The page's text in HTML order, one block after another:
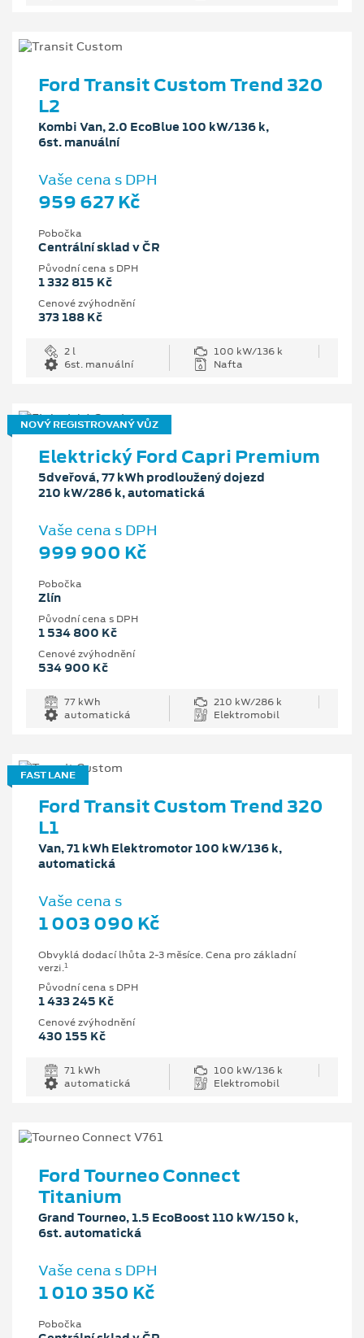
Ford Transit Custom Trend 320
L2
Kombi Van, 2.0 EcoBlue 100 kW/136 k,
6st. manuální
Vaše cena s DPH
959 627 Kč
Pobočka
Centrální sklad v ČR
Původní cena s DPH
1 332 815 Kč
Cenové zvýhodnění
373 188 Kč
2 l
100 kW/136 k
6st. manuální
Nafta
NOVÝ REGISTROVANÝ VŮZ
Elektrický Ford Capri Premium
5dveřová, 77 kWh prodloužený dojezd
210 kW/286 k, automatická
Vaše cena s DPH
999 900 Kč
Pobočka
Zlín
Původní cena s DPH
1 534 800 Kč
Cenové zvýhodnění
534 900 Kč
77 kWh
210 kW/286 k
automatická
Elektromobil
FAST LANE
Ford Transit Custom Trend 320
L1
Van, 71 kWh Elektromotor 100 kW/136 k,
automatická
Vaše cena s
1 003 090 Kč
Obvyklá dodací lhůta 2-3 měsíce. Cena pro základní
verzi.1
Původní cena s DPH
1 433 245 Kč
Cenové zvýhodnění
430 155 Kč
71 kWh
100 kW/136 k
automatická
Elektromobil
Ford Tourneo Connect
Titanium
Grand Tourneo, 1.5 EcoBoost 110 kW/150 k,
6st. automatická
Vaše cena s DPH
1 010 350 Kč
Pobočka